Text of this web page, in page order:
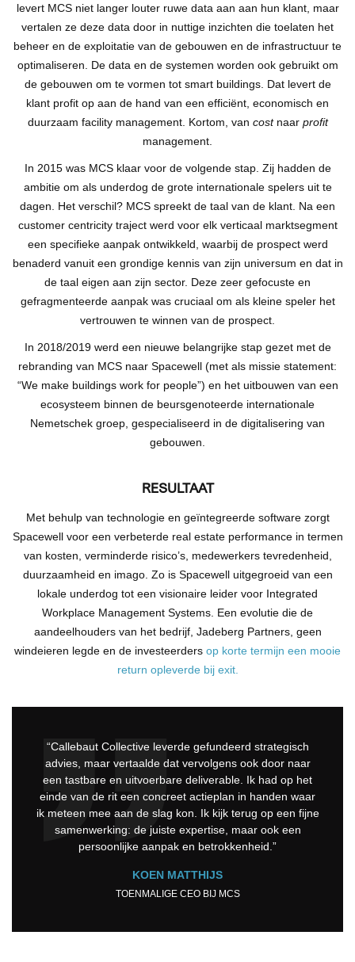
levert MCS niet langer louter ruwe data aan aan hun klant, maar
vertalen ze deze data door in nuttige inzichten die toelaten het
beheer en de exploitatie van de gebouwen en de infrastructuur te
optimaliseren. De data en de systemen worden ook gebruikt om
de gebouwen om te vormen tot smart buildings. Dat levert de
klant profit op aan de hand van een efficiënt, economisch en
duurzaam facility management. Kortom, van costnaar profit
management.
In 2015 was MCS klaar voor de volgende stap. Zij hadden de
ambitie om als underdog de grote internationale spelers uit te
dagen. Het verschil? MCS spreekt de taal van de klant. Na een
customer centricity traject werd voor elk verticaal marktsegment
een specifieke aanpak ontwikkeld, waarbij de prospect werd
benaderd vanuit een grondige kennis van zijn universum en dat in
de taal eigen aan zijn sector. Deze zeer gefocuste en
gefragmenteerde aanpak was cruciaal om als kleine speler het
vertrouwen te winnen van de prospect.
In 2018/2019 werd een nieuwe belangrijke stap gezet met de
rebranding van MCS naar Spacewell (met als missie statement:
“We make buildings work for people”) en het uitbouwen van een
ecosysteem binnen de beursgenoteerde internationale
Nemetschek groep, gespecialiseerd in de digitalisering van
gebouwen.
RESULTAAT
Met behulp van technologie en geïntegreerde software zorgt
Spacewell voor een verbeterde real estate performance in termen
van kosten, verminderde risico’s, medewerkers tevredenheid,
duurzaamheid en imago. Zo is Spacewell uitgegroeid van een
lokale underdog tot een visionaire leider voor Integrated
Workplace Management Systems. Een evolutie die de
aandeelhouders van het bedrijf, Jadeberg Partners, geen
windeieren legde en de investeerders op korte termijn een mooie
return opleverde bij exit.
“Callebaut Collective leverde gefundeerd strategisch
advies, maar vertaalde dat vervolgens ook door naar
een tastbare en uitvoerbare deliverable. Ik had op het
einde van de rit een concreet actieplan in handen waar
ik meteen mee aan de slag kon. Ik kijk terug op een fijne
samenwerking: de juiste expertise, maar ook een
persoonlijke aanpak en betrokkenheid.”
KOEN MATTHIJS
TOENMALIGE CEO BIJ MCS